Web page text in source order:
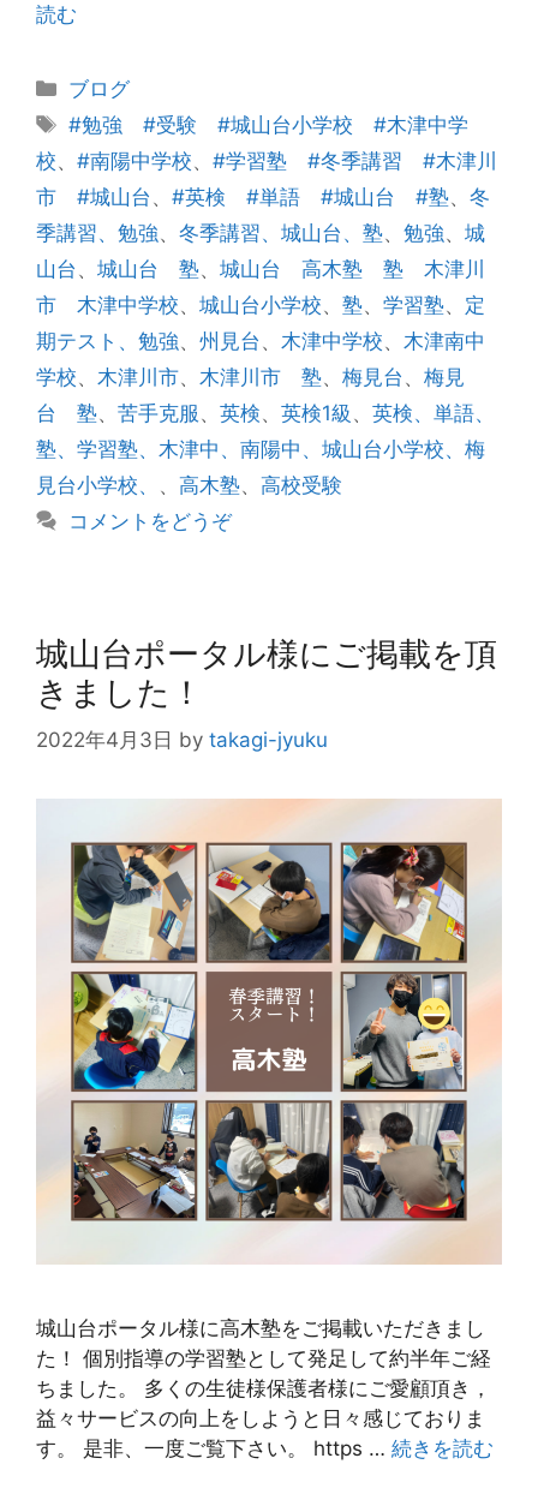
読む
カ
テ
リ
ー
ブログ
タ
グ
#勉強 #受験 #城山台小学校 #木津中学
校、 #南陽中学校、 #学習塾 #冬季講習 #木津川
市 #城山台 、 #英検 #単語 #城山台 #塾、 冬
季講習、勉強、 冬季講習、城山台、塾、 勉強、 城
山台 、 城山台 塾、 城山台 高木塾 塾 木津川
市 木津中学校、 城山台小学校、 塾、 学習塾、 定
期テスト、勉強、 州見台 、 木津中学校、 木津南中
学校、 木津川市、 木津川市 塾、 梅見台 、 梅見
台 塾、 苦手克服 、 英検、 英検1級 、 英検、単語、
塾、学習塾、木津中、南陽中、城山台小学校、梅
見台小学校、 、 高木塾、 高校受験
コメントをどうぞ
城山台ポータル様にご掲載を頂
きました！
2022年4月3日 by takagi-jyuku
城山台ポータル様に高木塾をご掲載いただきまし
た！ 個別指導の学習塾として発足して約半年ご経
ちました。 多くの生徒様保護者様にご愛顧頂き，
益々サービスの向上をしようと日々感じておりま
す。 是非、一度ご覧下さい。 https … 続きを読む